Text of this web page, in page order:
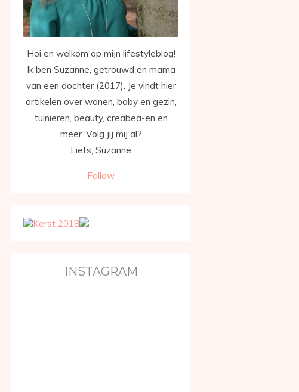
Hoi en welkom op mijn lifestyleblog!
Ik ben Suzanne, getrouwd en mama
van een dochter (2017). Je vindt hier
artikelen over wonen, baby en gezin,
tuinieren, beauty, creabea-en en
meer. Volg jij mij al?
Liefs, Suzanne
Follow
INSTAGRAM